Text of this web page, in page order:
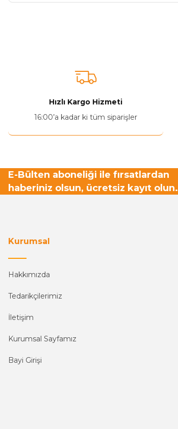
Ürün açıklamasında eksik bilgiler bulunuyor.
Hızlı Kargo Hizmeti
16:00’a kadar ki tüm siparişler
E-Bülten aboneliği ile fırsatlardan
haberiniz olsun, ücretsiz kayıt olun.
Kurumsal
Hakkımızda
Tedarikçilerimiz
İletişim
Kurumsal Sayfamız
Bayi Girişi